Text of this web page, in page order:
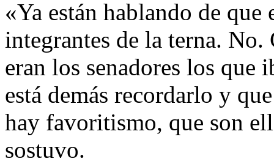
«Ya están hablando de
integrantes de la terna.
eran los senadores los que
está demás recordarlo y
hay favoritismo, que son
sostuvo.